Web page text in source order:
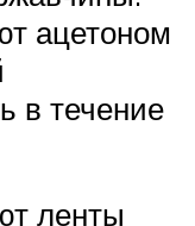
ацетоном
в течение
ленты